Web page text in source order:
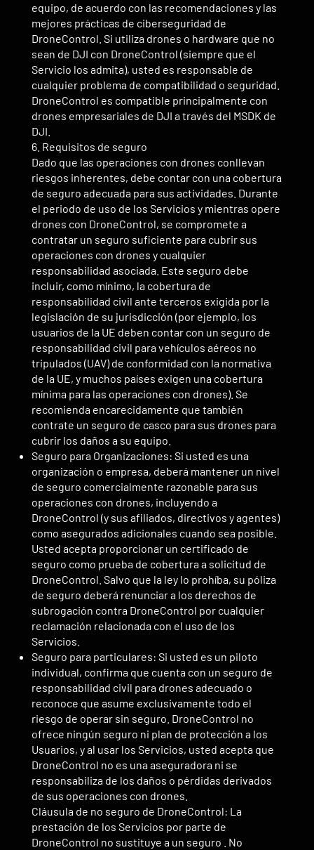
equipo, de acuerdo con las recomendaciones y las
mejores prácticas de ciberseguridad de
DroneControl. Si utiliza drones o hardware que no
sean de DJI con DroneControl (siempre que el
Servicio los admita), usted es responsable de
cualquier problema de compatibilidad o seguridad.
DroneControl es compatible principalmente con
drones empresariales de DJI a través del MSDK de
DJI.
6. Requisitos de seguro
Dado que las operaciones con drones conllevan
riesgos inherentes, debe contar con una cobertura
de seguro adecuada para sus actividades. Durante
el periodo de uso de los Servicios y mientras opere
drones con DroneControl, se compromete a
contratar un seguro suficiente para cubrir sus
operaciones con drones y cualquier
responsabilidad asociada. Este seguro debe
incluir, como mínimo, la cobertura de
responsabilidad civil ante terceros exigida por la
legislación de su jurisdicción (por ejemplo, los
usuarios de la UE deben contar con un seguro de
responsabilidad civil para vehículos aéreos no
tripulados (UAV) de conformidad con la normativa
de la UE, y muchos países exigen una cobertura
mínima para las operaciones con drones). Se
recomienda encarecidamente que también
contrate un seguro de casco para sus drones para
cubrir los daños a su equipo.
Seguro para Organizaciones: Si usted es una
organización o empresa, deberá mantener un nivel
de seguro comercialmente razonable para sus
operaciones con drones, incluyendo a
DroneControl (y sus afiliados, directivos y agentes)
como asegurados adicionales cuando sea posible.
Usted acepta proporcionar un certificado de
seguro como prueba de cobertura a solicitud de
DroneControl. Salvo que la ley lo prohíba, su póliza
de seguro deberá renunciar a los derechos de
subrogación contra DroneControl por cualquier
reclamación relacionada con el uso de los
Servicios.
Seguro para particulares: Si usted es un piloto
individual, confirma que cuenta con un seguro de
responsabilidad civil para drones adecuado o
reconoce que asume exclusivamente todo el
riesgo de operar sin seguro. DroneControl no
ofrece ningún seguro ni plan de protección a los
Usuarios, y al usar los Servicios, usted acepta que
DroneControl no es una aseguradora ni se
responsabiliza de los daños o pérdidas derivados
de sus operaciones con drones.
Cláusula de no seguro de DroneControl: La
prestación de los Servicios por parte de
DroneControl no sustituye a un seguro . No